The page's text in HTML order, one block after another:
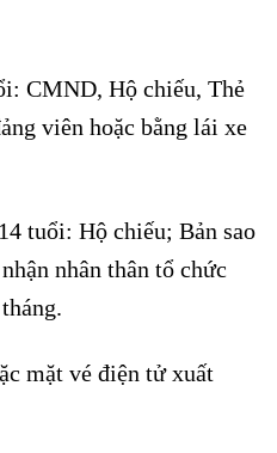
CMND, Hộ chiếu, Thẻ
viên hoặc bằng lái xe
tuổi: Hộ chiếu; Bản sao
nhân thân tổ chức
mặt vé điện tử xuất